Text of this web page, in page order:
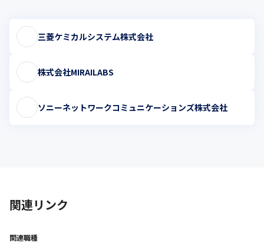
三菱ケミカルシステム株式会社
株式会社MIRAILABS
ソニーネットワークコミュニケーションズ株式会社
関連リンク
関連職種